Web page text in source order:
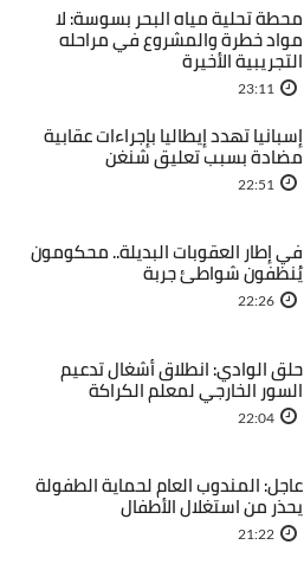
محطة تحلية مياه البحر بسوسة: لا
مواد خطرة والمشروع في مراحله
التجريبية الأخيرة
23:11
إسبانيا تهدد إيطاليا بإجراءات عقابية
مضادة بسبب تعليق شنغن
22:51
في إطار العقوبات البديلة.. محكومون
يُنظفون شواطئ جربة
22:26
حلق الوادي: انطلاق أشغال تدعيم
السور الخارجي لمعلم الكراكة
22:04
عاجل: المندوب العام لحماية الطفولة
يحذر من استغلال الأطفال
21:22